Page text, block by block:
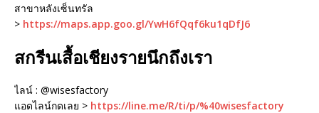
สาขาหลังเซ็นทรัล
> https://maps.app.goo.gl/YwH6fQqf6ku1qDfJ6
สกรีนเสื้อเชียงรายนึกถึงเรา
ไลน์ : @wisesfactory
แอดไลน์กดเลย > https://line.me/R/ti/p/%40wisesfactory